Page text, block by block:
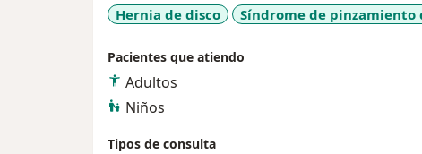
Hernia de disco
Síndrome de pinzamiento
Pacientes que atiendo
Adultos
Niños
Tipos de consulta